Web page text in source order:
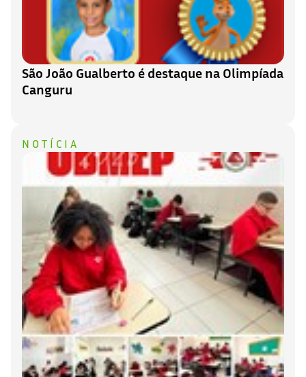
São João Gualberto é destaque na Olimpíada
Canguru
NOTÍCIA